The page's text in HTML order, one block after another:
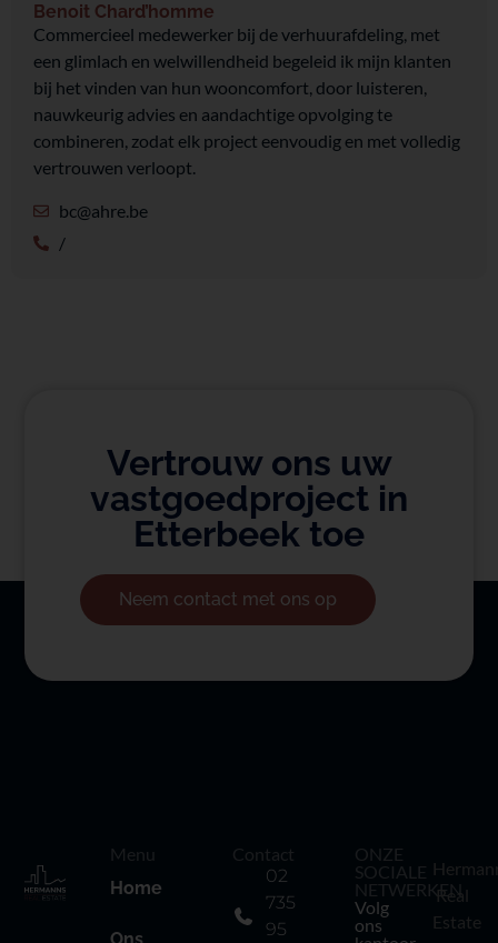
Benoit Chard’homme
Commercieel medewerker bij de verhuurafdeling, met
een glimlach en welwillendheid begeleid ik mijn klanten
bij het vinden van hun wooncomfort, door luisteren,
nauwkeurig advies en aandachtige opvolging te
combineren, zodat elk project eenvoudig en met volledig
vertrouwen verloopt.
bc@ahre.be
/
Vertrouw ons uw
vastgoedproject in
Etterbeek toe
Neem contact met ons op
Menu
Home
Ons
Contact
02
735
95
ONZE
SOCIALE
NETWERKEN
Volg
ons
Real
Estate